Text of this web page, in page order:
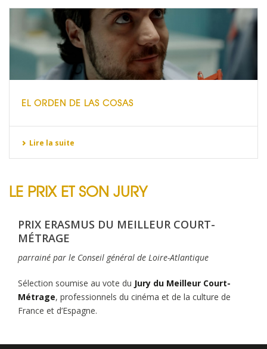
EL ORDEN DE LAS COSAS
Lire la suite
LE PRIX ET SON JURY
PRIX ERASMUS DU MEILLEUR COURT-
MÉTRAGE
parrainé par le Conseil général de Loire-Atlantique
Sélection soumise au vote du Jury du Meilleur Court-
Métrage, professionnels du cinéma et de la culture de
France et d’Espagne.